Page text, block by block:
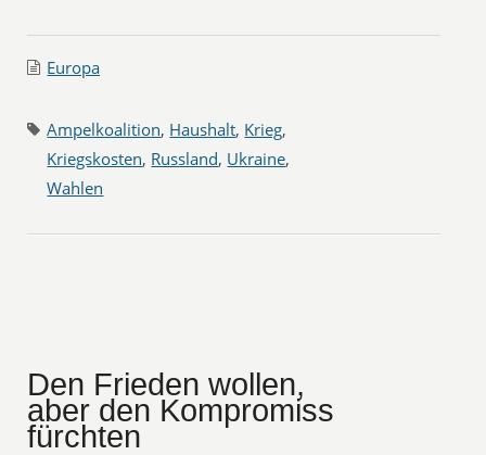
Europa
Ampelkoalition, Haushalt, Krieg,
Kriegskosten, Russland, Ukraine,
Wahlen
Den Frieden wollen,
aber den Kompromiss
fürchten